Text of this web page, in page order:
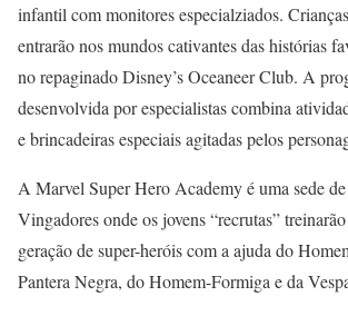
infantil com monitores especialziados.
entrarão nos mundos cativantes das histórias
no repaginado Disney’s Oceaneer Club. A
desenvolvida por especialistas combina
e brincadeiras especiais agitadas pelos
A Marvel Super Hero Academy é uma sede
Vingadores onde os jovens “recrutas”
geração de super-heróis com a ajuda do
Pantera Negra, do Homem-Formiga e da